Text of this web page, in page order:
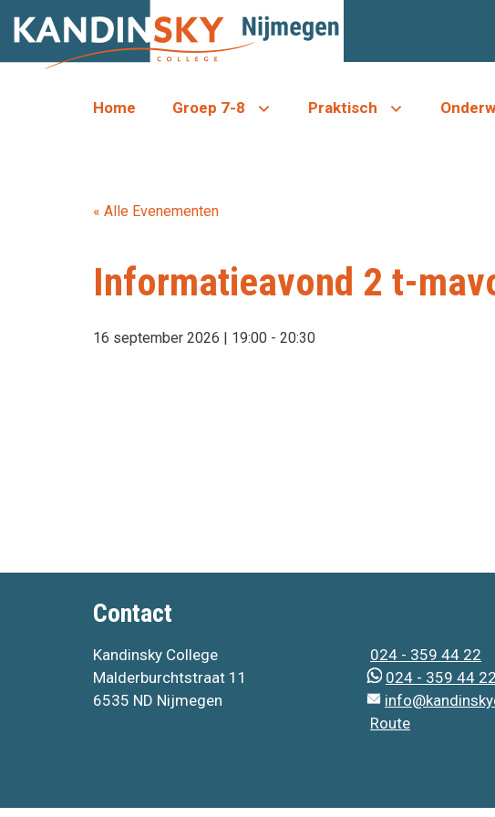
naar
Home Groep 7-8 Praktisch
« Alle Evenementen
Informatieavond 2 t-
16 september 2026 | 19:00 - 20:30
Contact
Kandinsky College
Malderburchtstraat 11
6535 ND Nijmegen
024 - 359 44 22
024 - 359 44 22
Route